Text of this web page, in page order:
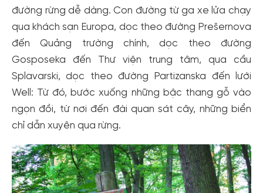
đường rừng dễ dàng. Con đường từ ga xe lửa chạy
qua khách sạn Europa, dọc theo đường Prešernova
đến Quảng trường chính, dọc theo đường
Gosposeka đến Thư viện trung tâm, qua cầu
Splavarski, dọc theo đường Partizanska đến lưới
Well: Từ đó, bước xuống những bậc thang gỗ vào
ngọn đồi, từ nơi đến đài quan sát cây, những biển
chỉ dẫn xuyên qua rừng.